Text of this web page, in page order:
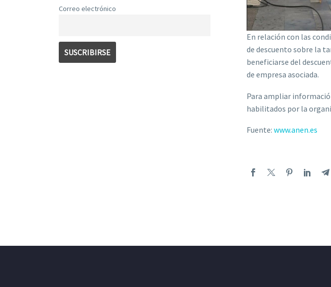
Correo electrónico
En relación con las
de descuento sobre la
beneficiarse del
de empresa asociada.
Para ampliar
habilitados por la
Fuente: www.anen.es